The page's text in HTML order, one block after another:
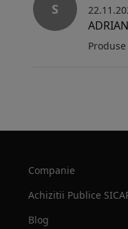
S
Companie
Achizitii Publice
Blog